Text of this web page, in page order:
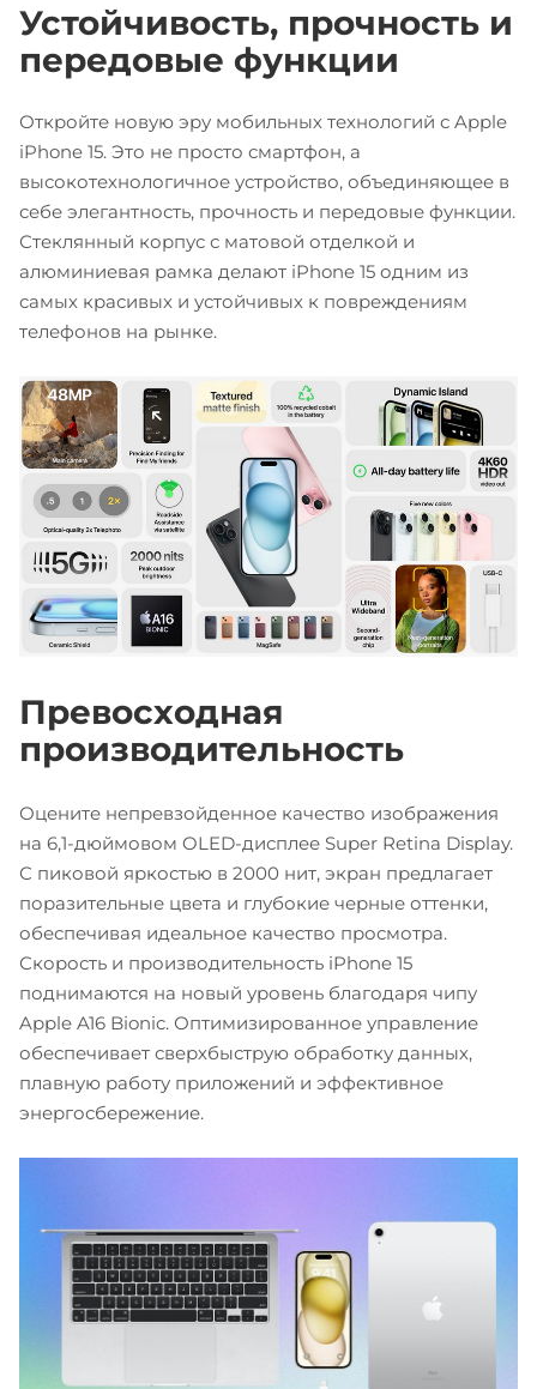
Устойчивость, прочность и
передовые функции
Откройте новую эру мобильных технологий с Apple
iPhone 15. Это не просто смартфон, а
высокотехнологичное устройство, объединяющее в
себе элегантность, прочность и передовые функции.
Стеклянный корпус с матовой отделкой и
алюминиевая рамка делают iPhone 15 одним из
самых красивых и устойчивых к повреждениям
телефонов на рынке.
Превосходная
производительность
Оцените непревзойденное качество изображения
на 6,1-дюймовом OLED-дисплее Super Retina Display.
С пиковой яркостью в 2000 нит, экран предлагает
поразительные цвета и глубокие черные оттенки,
обеспечивая идеальное качество просмотра.
Скорость и производительность iPhone 15
поднимаются на новый уровень благодаря чипу
Apple A16 Bionic. Оптимизированное управление
обеспечивает сверхбыструю обработку данных,
плавную работу приложений и эффективное
энергосбережение.